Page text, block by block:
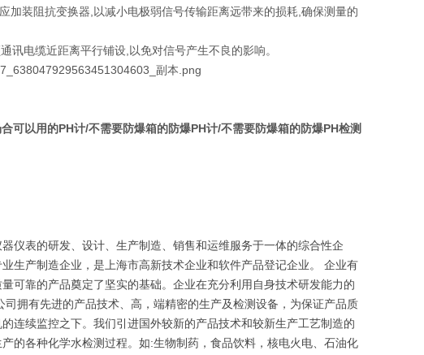
装阻抗变换器,以减小电极弱信号传输距离远带来的损耗,确保测量的
电缆近距离平行铺设,以免对信号产生不良的影响。
可以用的PH计/不需要防爆箱的防爆PH计/不需要防爆箱的防爆PH检测
仪表的研发、设计、生产制造、销售和运维服务于一体的综合性企
生产制造企业，是上海市高新技术企业和软件产品登记企业。 企业有
可靠的产品奠定了坚实的基础。企业在充分利用自身技术研发能力的
拥有先进的产品技术、高，端精密的生产及检测设备，为保证产品质
连续监控之下。我们引进国外较新的产品技术和较新生产工艺制造的
的各种化学水检测过程。如:生物制药，食品饮料，核电火电、石油化